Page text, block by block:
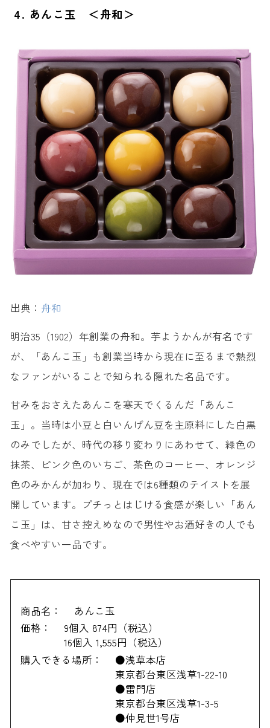
4. あんこ玉 ＜舟和＞
出典： 舟和
明治35（1902）年創業の舟和。芋ようかんが有名です
が、「あんこ玉」も創業当時から現在に至るまで熱烈
なファンがいることで知られる隠れた名品です。
甘みをおさえたあんこを寒天でくるんだ「あんこ
玉」。当時は小豆と白いんげん豆を主原料にした白黒
のみでしたが、時代の移り変わりにあわせて、緑色の
抹茶、ピンク色のいちご、茶色のコーヒー、オレンジ
色のみかんが加わり、現在では6種類のテイストを展
開しています。プチっとはじける食感が楽しい「あん
こ玉」は、甘さ控えめなので男性やお酒好きの人でも
食べやすい一品です。
商品名：
あんこ玉
価格：
9個入 874円（税込）
16個入 1,555円（税込）
購入できる場所：
●浅草本店
東京都台東区浅草1-22-10
●雷門店
東京都台東区浅草1-3-5
●仲見世1号店